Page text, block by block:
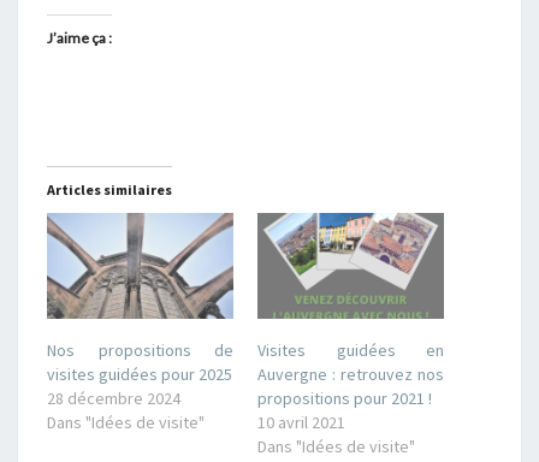
J’aime ça :
Articles similaires
Nos propositions de
visites guidées pour 2025
28 décembre 2024
Dans "Idées de visite"
Visites guidées en
Auvergne : retrouvez nos
propositions pour 2021 !
10 avril 2021
Dans "Idées de visite"